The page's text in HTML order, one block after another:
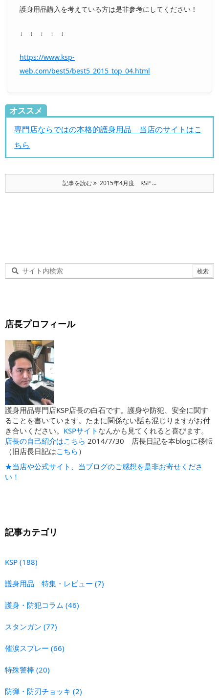
護身用品購入を考えている方は是非参考にしてください！
↓ ↓ ↓ ↓ ↓
https://www.ksp-
web.com/best5/best5_2015_top_04.html
オススメ
専門店ならではの本格的護身用品 当店のサイトはこ
ちら
記事を読む 2015年4月度 KSP ...
店長プロフィール
護身用品専門店KSP店長の白石です。護身や防犯、安全に関す
ることを書いています。たまに関係ない話も混じりますがお付
き合いください。 KSPサイト なんかも見てくれると喜びます。
店長の自己紹介はこちら 2014/7/30 店長日記を本blogに移転
（旧店長日記はこちら ）
★当店や公式サイト、当ブログのご感想を是非お寄せくださ
い！
記事カテゴリ
KSP (188)
護身用品 特集・レビュー (7)
護身・防犯コラム (46)
スタンガン (77)
催涙スプレー (66)
特殊警棒 (20)
防弾・防刃チョッキ (2)